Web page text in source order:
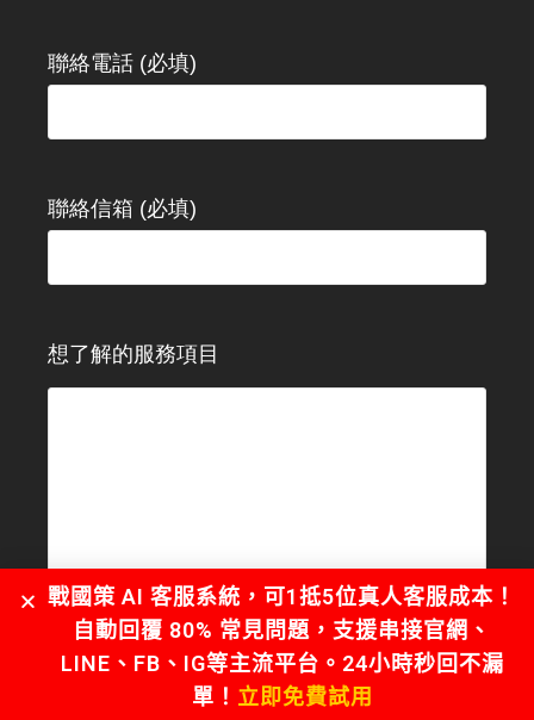
聯絡電話 (必填)
聯絡信箱 (必填)
想了解的服務項目
戰國策 AI 客服系統，可1抵5位真人客服成本！
自動回覆 80% 常見問題，支援串接官網、
LINE、FB、IG等主流平台。24小時秒回不漏
單！ 立即免費試用